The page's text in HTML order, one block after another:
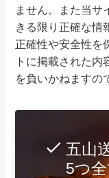
ません。また当サ
きる限り正確な情
正確性や安全性を
トに掲載された
を負いかねますの
五山
5つ